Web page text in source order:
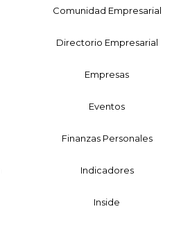
Comunidad Empresarial
Directorio Empresarial
Empresas
Eventos
Finanzas Personales
Indicadores
Inside